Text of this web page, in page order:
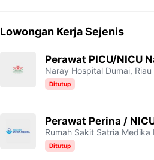
e
o
t
t
e
r
e
r
a
t
s
A
y
L
i
Lowongan Kerja Sejenis
Perawat PICU/NICU
Naray Hospital Dumai, Riau
Ditutup
Perawat Perina /
Rumah Sakit Satria Medika
Ditutup